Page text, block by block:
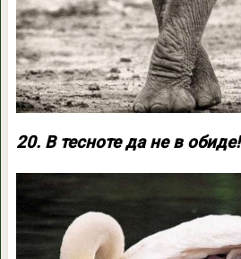
20. В тесноте да не в обиде!